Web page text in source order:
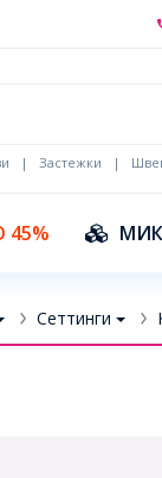
| Застежки |
Сеттинги